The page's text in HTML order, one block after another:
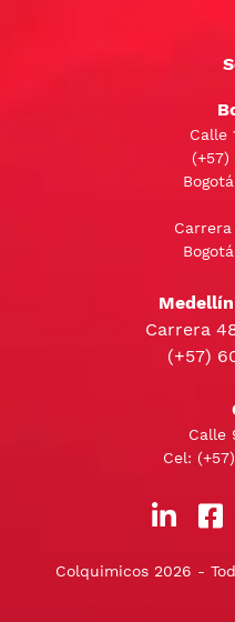
Calle
(+57)
Carrera
(+57)
Calle
Cel:
Colquimicos 2026 -